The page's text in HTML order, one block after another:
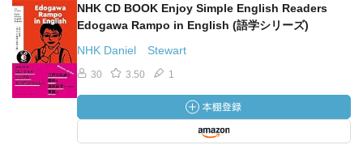
NHK CD BOOK Enjoy Simple English Readers
Edogawa Rampo in English (語学シリーズ)
NHK Daniel Stewart
30 3.50 1